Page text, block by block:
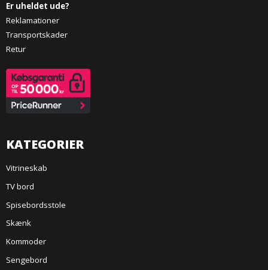
Er uheldet ude?
Reklamationer
Transportskader
Retur
KATEGORIER
Vitrineskab
TV bord
Spisebordsstole
Skænk
Kommoder
Sengebord